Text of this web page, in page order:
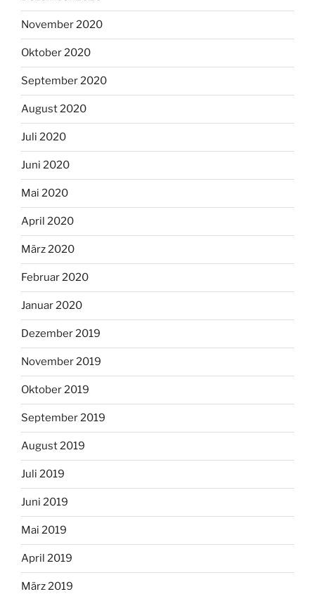
November 2020
Oktober 2020
September 2020
August 2020
Juli 2020
Juni 2020
Mai 2020
April 2020
März 2020
Februar 2020
Januar 2020
Dezember 2019
November 2019
Oktober 2019
September 2019
August 2019
Juli 2019
Juni 2019
Mai 2019
April 2019
März 2019